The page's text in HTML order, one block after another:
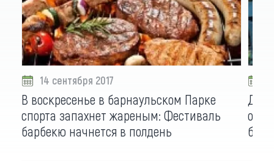
14 сентября 2017
В воскресенье в барнаульском Парке
спорта запахнет жареным: Фестиваль
барбекю начнется в полдень
Два